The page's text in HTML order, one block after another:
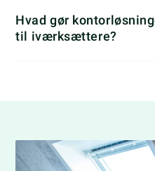
Hvad gør
til iværksættere?